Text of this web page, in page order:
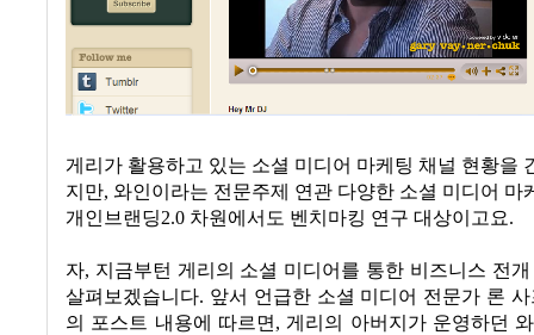
게리가 활용하고 있는 소셜 미디어 마케팅 채널 현황을
지만, 와인이라는 전문주제 연관 다양한 소셜 미디어 마
개인브랜딩2.0 차원에서도 벤치마킹 연구 대상이고요.
자, 지금부턴 게리의 소셜 미디어를 통한 비즈니스 전
살펴보겠습니다. 앞서 언급한 소셜 미디어 전문가 론
의 포스트 내용에 따르면,게리의 아버지가 운영하던